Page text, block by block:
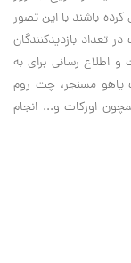
باشند با اين تصور
تعداد بازديدکنندگان
اطلاع رساني براي به
ياهو مسنجر، چت روم
اورکات و... انجام